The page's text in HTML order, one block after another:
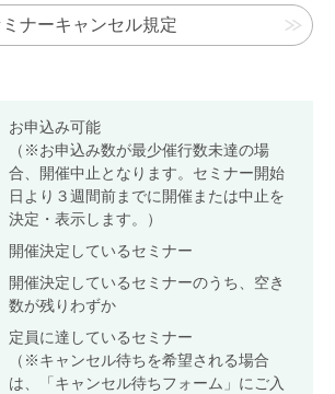
ミナーキャンセル規定
お申込み可能
（※お申込み数が最少催行数未達の場
合、開催中止となります。セミナー開始
日より３週間前までに開催または中止を
決定・表示します。）
開催決定しているセミナー
開催決定しているセミナーのうち、空き
数が残りわずか
定員に達しているセミナー
（※キャンセル待ちを希望される場合
は、「キャンセル待ちフォーム」にご入
ント
検証・監査
ント
Program
セミナーサイト